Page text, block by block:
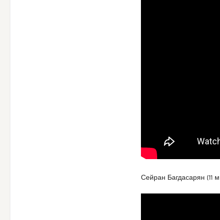
Сейран Багдасарян (11